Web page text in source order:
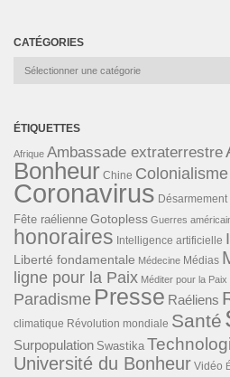
CATÉGORIES
Catégories
ÉTIQUETTES
Afrique Ambassade extraterrestre
Bonheur Chine Colonialisme
Coronavirus
Fête raélienne Gotopless Guerres
honoraires Intelligence artificielle
Liberté fondamentale Médecine Médias
ligne pour la Paix Méditer pour la Paix
Paradisme Presse Raéliens
climatique Révolution mondiale Santé
Surpopulation Swastika
Université du Bonheur Vidéo